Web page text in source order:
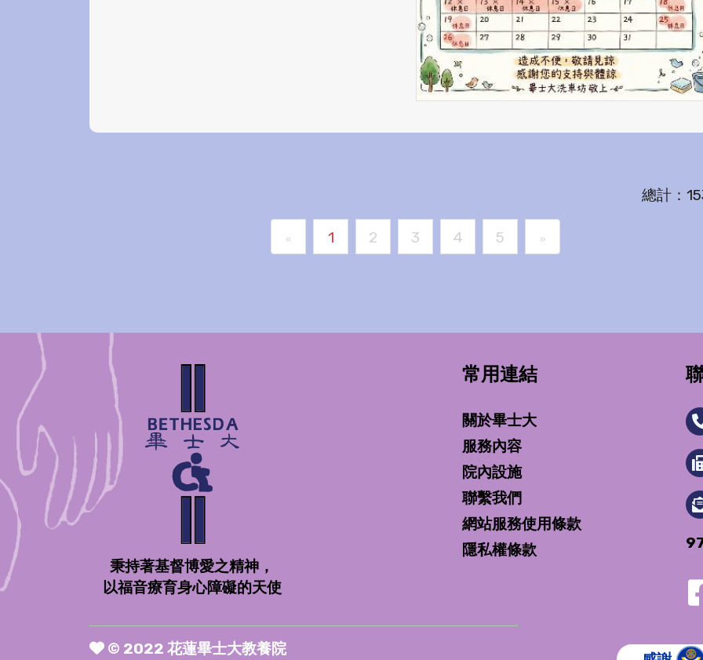
總計：
« 1 2 3 4 5 »
秉持著基督博愛之精神，
以福音療育身心障礙的天使
常用連結
關於畢士大
服務內容
院內設施
聯繫我們
網站服務使用條款
隱私權條款
© 2022 花蓮畢士大教養院